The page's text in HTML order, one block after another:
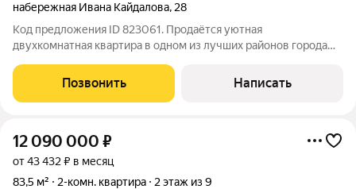
набережная Ивана Кайдалова, 28
Код предложения ID 823061. Продаётся уютная
двухкомнатная квартира в одном из лучших районов города
хорошей мебелью. Кухня с кухонным гарнитуром со
встроенной техникой (духовой шкаф, варочная
Позвонить Написать
12 090 000 ₽
от 43 432 ₽ в месяц
83,5 м²
2-комн. квартира 2 этаж из 9